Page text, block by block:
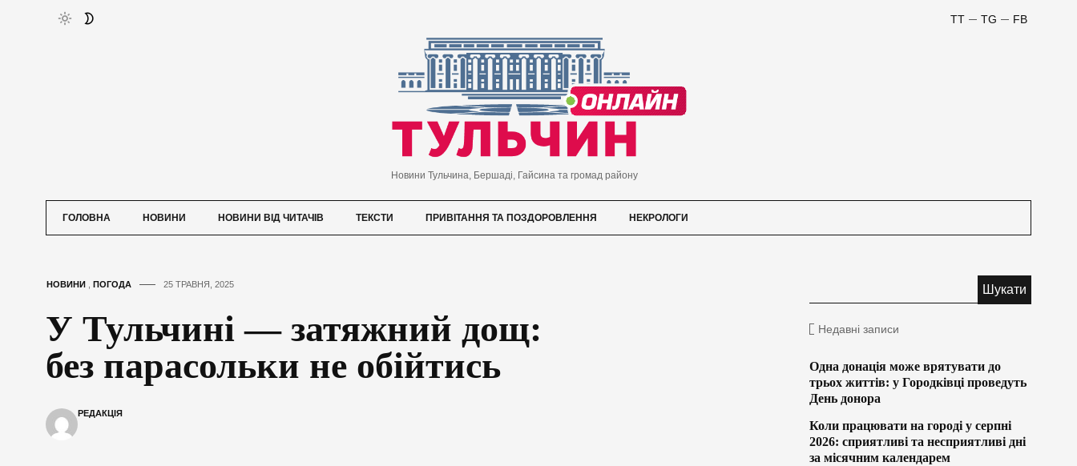
FB
TG
TT
Новини Тульчина, Бершаді, Гайсина та громад району
ГОЛОВНА НОВИНИ НОВИНИ ВІД ЧИТАЧІВ ТЕКСТИ ПРИВІТАННЯ ТА ПОЗДОРОВЛЕННЯ НЕКРОЛОГИ
НОВИНИ ПОГОДА 25 ТРАВНЯ, 2025
У Тульчині — затяжний дощ:
без парасольки не обійтись
РЕДАКЦІЯ
Недавні записи
Одна донація може врятувати до
трьох життів: у Городківці проведуть
День донора
Коли працювати на городі у серпні
2026: сприятливі та несприятливі дні
за місячним календарем